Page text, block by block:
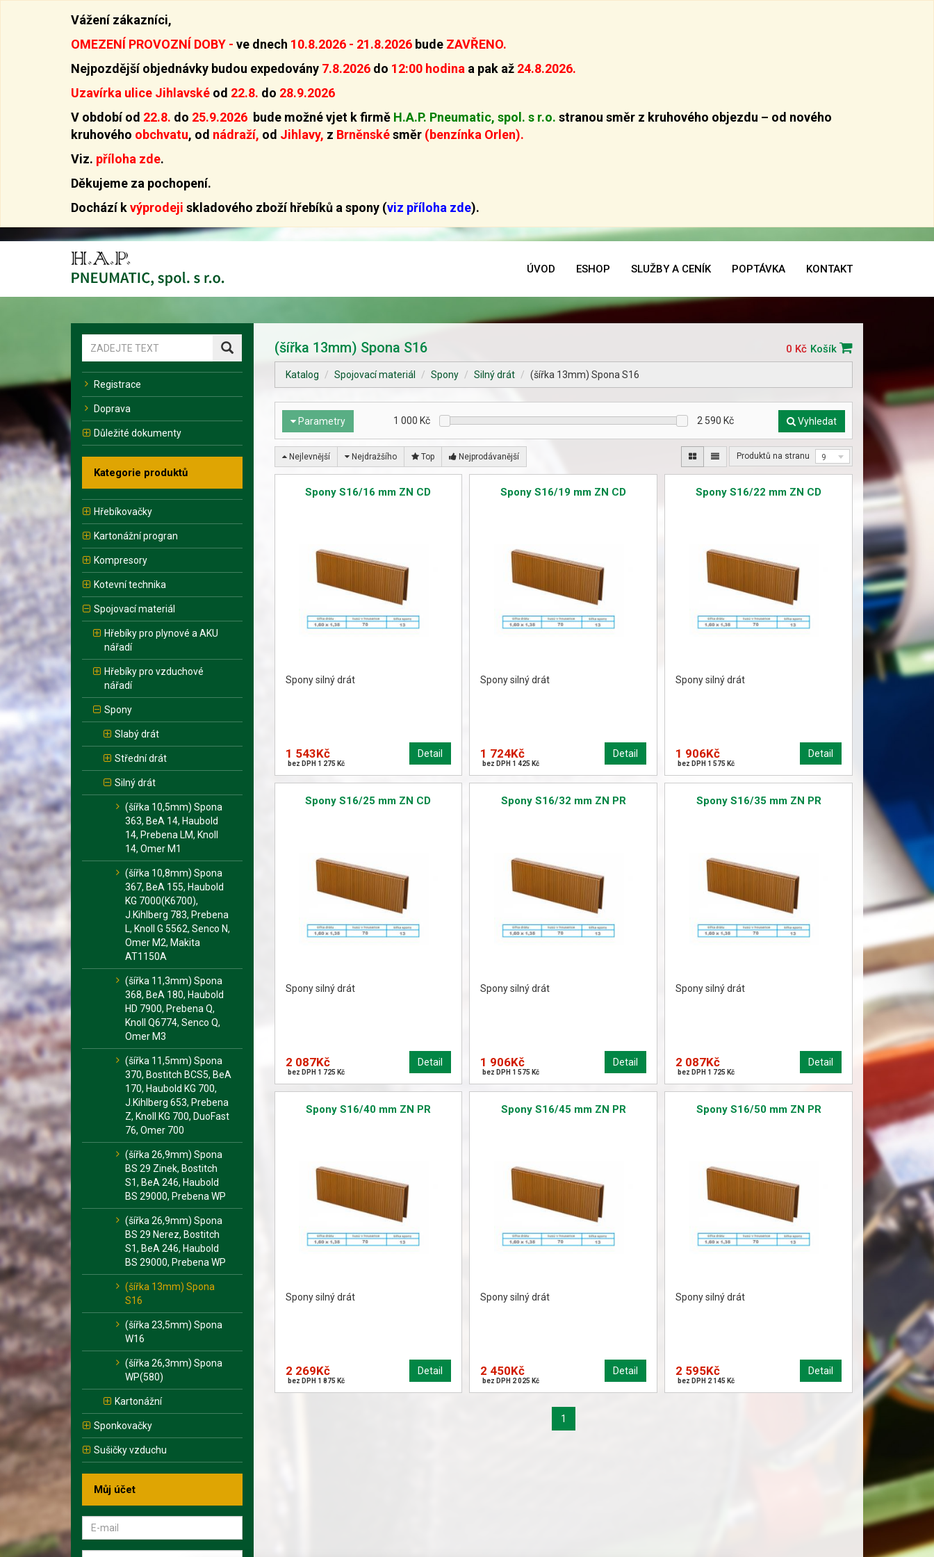
Vážení zákazníci,
OMEZENÍ PROVOZNÍ DOBY - ve dnech 10.8.2026 - 21.8.2026 bude ZAVŘENO.
Nejpozdější objednávky budou expedovány 7.8.2026 do 12:00 hodina a pak až 24.8.2026.
Uzavírka ulice Jihlavské od 22.8. do 28.9.2026
V období od 22.8. do 25.9.2026 bude možné vjet k firmě H.A.P. Pneumatic, spol. s r.o. stranou směr z kruhového objezdu – od nového
kruhového obchvatu, od nádraží, od Jihlavy, z Brněnskésměr (benzínka Orlen).
Viz. příloha zde.
Děkujeme za pochopení.
Dochází kvýprodeji skladového zboží hřebíků a spony (viz příloha zde).
ÚVOD ESHOP SLUŽBY A CENÍK POPTÁVKA KONTAKT
Registrace
Doprava
Důležité dokumenty
Kategorie produktů
Hřebíkovačky
Kartonážní progran
Kompresory
Kotevní technika
Spojovací materiál
Hřebíky pro plynové a AKU
nářadí
Hřebíky pro vzduchové
nářadí
Spony
Slabý drát
Střední drát
Silný drát
(šířka 10,5mm) Spona
363, BeA 14, Haubold
14, Prebena LM, Knoll
14, Omer M1
(šířka 10,8mm) Spona
367, BeA 155, Haubold
KG 7000(K6700),
J.Kihlberg 783, Prebena
L, Knoll G 5562, Senco N,
Omer M2, Makita
AT1150A
(šířka 11,3mm) Spona
368, BeA 180, Haubold
HD 7900, Prebena Q,
Knoll Q6774, Senco Q,
Omer M3
(šířka 11,5mm) Spona
370, Bostitch BCS5, BeA
170, Haubold KG 700,
J.Kihlberg 653, Prebena
Z, Knoll KG 700, DuoFast
76, Omer 700
(šířka 26,9mm) Spona
BS 29 Zinek, Bostitch
S1, BeA 246, Haubold
BS 29000, Prebena WP
(šířka 26,9mm) Spona
BS 29 Nerez, Bostitch
S1, BeA 246, Haubold
BS 29000, Prebena WP
(šířka 13mm) Spona
S16
(šířka 23,5mm) Spona
W16
(šířka 26,3mm) Spona
WP(580)
Kartonážní
Sponkovačky
Sušičky vzduchu
Můj účet
(šířka 13mm) Spona S16 0 Kč Košík
Katalog Spojovací materiál Spony Silný drát (šířka 13mm) Spona S16
Parametry 1 000 Kč 2 590 Kč Vyhledat
Nejlevnější Nejdražšího Top Nejprodávanější Produktů na stranu 9
Spony S16/16 mm ZN CD
Spony silný drát
Detail
1 543Kč
bez DPH 1 275 Kč
Spony S16/19 mm ZN CD
Spony silný drát
Detail
1 724Kč
bez DPH 1 425 Kč
Spony S16/22 mm ZN CD
Spony silný drát
Detail
1 906Kč
bez DPH 1 575 Kč
Spony S16/25 mm ZN CD
Spony silný drát
Detail
2 087Kč
bez DPH 1 725 Kč
Spony S16/32 mm ZN PR
Spony silný drát
Detail
1 906Kč
bez DPH 1 575 Kč
Spony S16/35 mm ZN PR
Spony silný drát
Detail
2 087Kč
bez DPH 1 725 Kč
Spony S16/40 mm ZN PR
Spony silný drát
Detail
2 269Kč
bez DPH 1 875 Kč
Spony S16/45 mm ZN PR
Spony silný drát
Detail
2 450Kč
bez DPH 2 025 Kč
Spony S16/50 mm ZN PR
Spony silný drát
Detail
2 595Kč
bez DPH 2 145 Kč
1